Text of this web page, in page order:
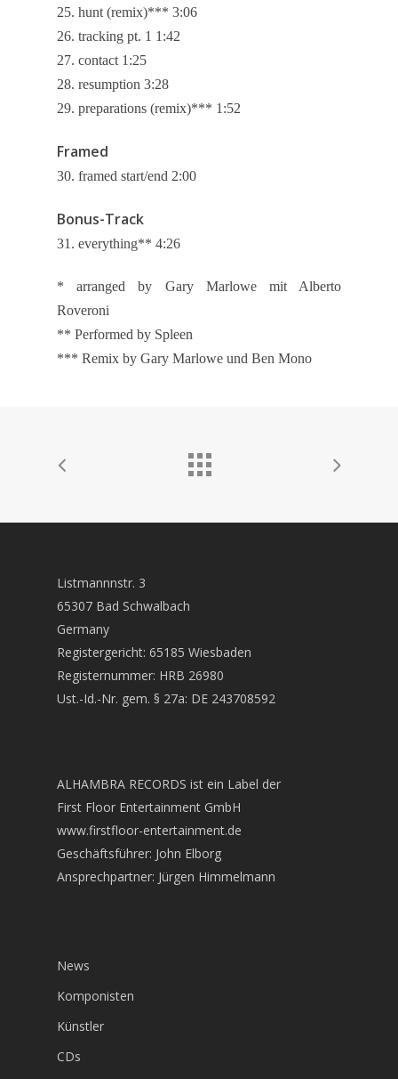
25. hunt (remix)*** 3:06
26. tracking pt. 1 1:42
27. contact 1:25
28. resumption 3:28
29. preparations (remix)*** 1:52
Framed
30. framed start/end 2:00
Bonus-Track
31. everything** 4:26
* arranged by Gary Marlowe mit Alberto
Roveroni
** Performed by Spleen
*** Remix by Gary Marlowe und Ben Mono
Listmannnstr. 3
65307 Bad Schwalbach
Germany
Registergericht: 65185 Wiesbaden
Registernummer: HRB 26980
Ust.-Id.-Nr. gem. § 27a: DE 243708592
ALHAMBRA RECORDS ist ein Label der
First Floor Entertainment GmbH
www.firstfloor-entertainment.de
Geschäftsführer: John Elborg
Ansprechpartner: Jürgen Himmelmann
News
Komponisten
Künstler
CDs